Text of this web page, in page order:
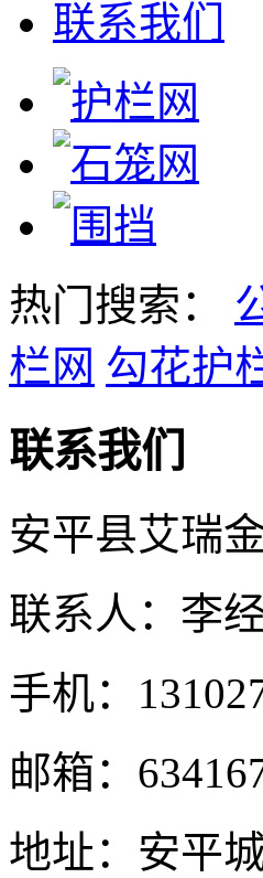
联系我们
热门搜索：
栏网 勾花护
联系我们
安平县艾瑞
联系人：李
手机：
邮箱：
地址：安平